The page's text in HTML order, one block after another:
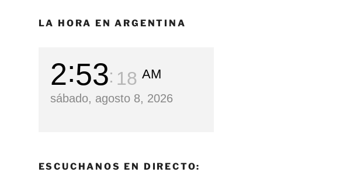
LA HORA EN ARGENTINA
2 53 19 AM
sábado, agosto 8, 2026
ESCUCHANOS EN DIRECTO: